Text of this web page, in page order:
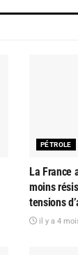
PÉTROLE
La France
moins
tensions
il y a 4